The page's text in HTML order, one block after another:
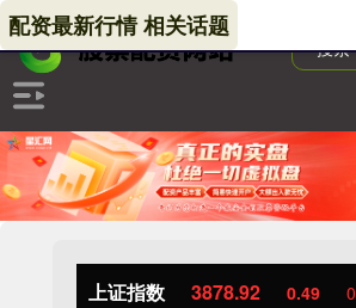
上证指数 3878.92 0.49
配资最新行情 相关话题